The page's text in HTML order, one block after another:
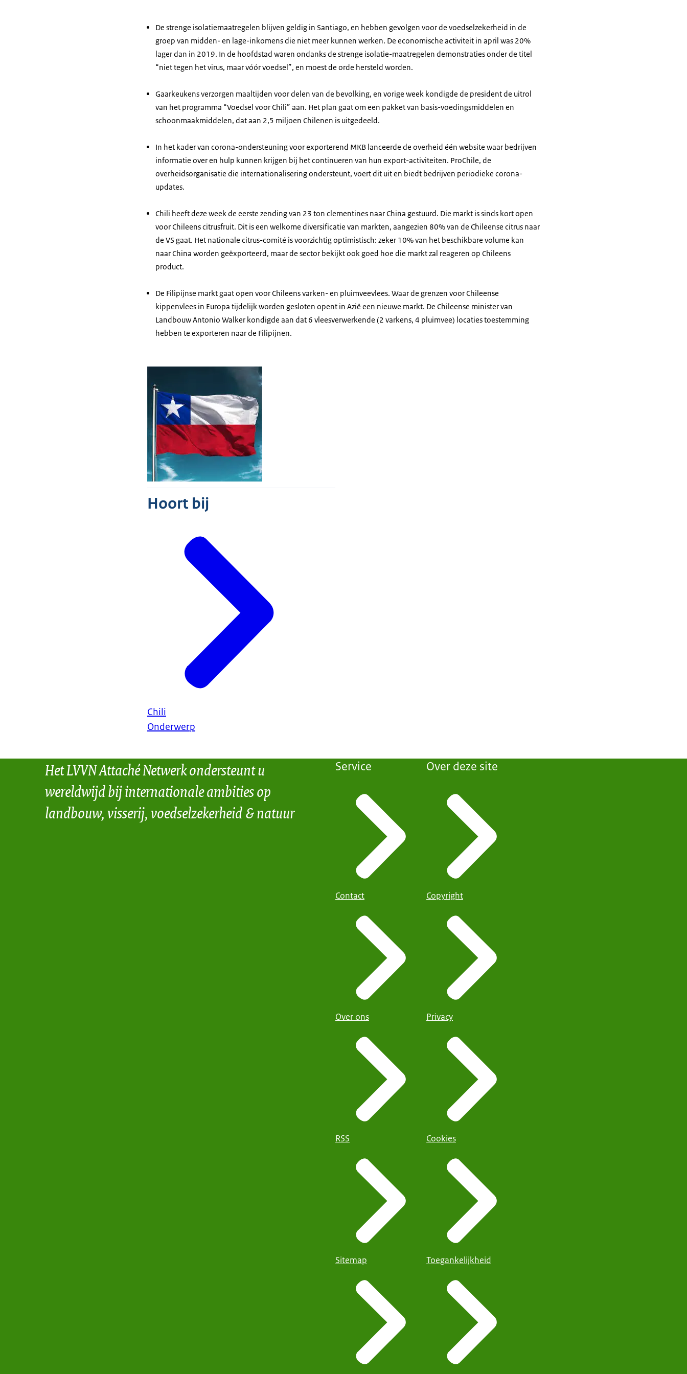
De strenge isolatiemaatregelen blijven geldig in Santiago, en hebben gevolgen voor de voedselzekerheid in de
groep van midden- en lage-inkomens die niet meer kunnen werken. De economische activiteit in april was 20%
lager dan in 2019. In de hoofdstad waren ondanks de strenge isolatie-maatregelen demonstraties onder de titel
“niet tegen het virus, maar vóór voedsel”, en moest de orde hersteld worden.
Gaarkeukens verzorgen maaltijden voor delen van de bevolking, en vorige week kondigde de president de uitrol
van het programma “Voedsel voor Chili” aan. Het plan gaat om een pakket van basis-voedingsmiddelen en
schoonmaakmiddelen, dat aan 2,5 miljoen Chilenen is uitgedeeld.
In het kader van corona-ondersteuning voor exporterend MKB lanceerde de overheid één website waar bedrijven
informatie over en hulp kunnen krijgen bij het continueren van hun export-activiteiten. ProChile, de
overheidsorganisatie die internationalisering ondersteunt, voert dit uit en biedt bedrijven periodieke corona-
updates.
Chili heeft deze week de eerste zending van 23 ton clementines naar China gestuurd. Die markt is sinds kort open
voor Chileens citrusfruit. Dit is een welkome diversificatie van markten, aangezien 80% van de Chileense citrus naar
de VS gaat. Het nationale citrus-comité is voorzichtig optimistisch: zeker 10% van het beschikbare volume kan
naar China worden geëxporteerd, maar de sector bekijkt ook goed hoe die markt zal reageren op Chileens
product.
De Filipijnse markt gaat open voor Chileens varken- en pluimveevlees. Waar de grenzen voor Chileense
kippenvlees in Europa tijdelijk worden gesloten opent in Azië een nieuwe markt. De Chileense minister van
Landbouw Antonio Walker kondigde aan dat 6 vleesverwerkende (2 varkens, 4 pluimvee) locaties toestemming
hebben te exporteren naar de Filipijnen.
Hoort bij
Chili
Onderwerp
Het LVVN Attaché Netwerk ondersteunt u
wereldwijd bij internationale ambities op
landbouw, visserij, voedselzekerheid & natuur
Service
Contact
Over ons
RSS
Sitemap
Over deze site
Copyright
Privacy
Cookies
Toegankelijkheid